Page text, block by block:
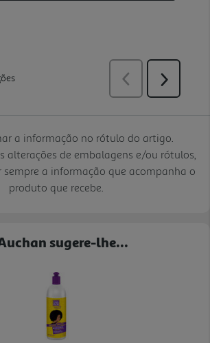
a informação no rótulo do artigo.
alterações de embalagens e/ou rótulos,
sempre a informação que acompanha o
produto que recebe.
sugere-lhe...